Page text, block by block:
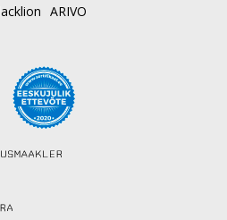
ARIVO